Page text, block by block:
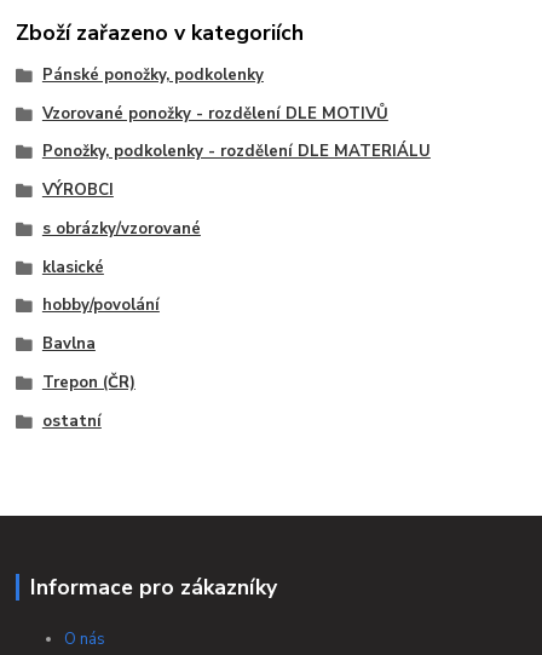
Zboží zařazeno v kategoriích
Pánské ponožky, podkolenky
Vzorované ponožky - rozdělení DLE MOTIVŮ
Ponožky, podkolenky - rozdělení DLE MATERIÁLU
VÝROBCI
s obrázky/vzorované
klasické
hobby/povolání
Bavlna
Trepon (ČR)
ostatní
Informace pro zákazníky
O nás